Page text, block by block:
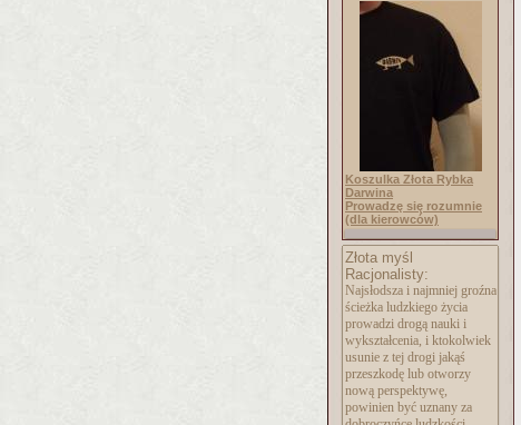
Koszulka Złota Rybka
Darwina
Prowadzę się rozumnie
(dla kierowców)
Złota myśl
Racjonalisty:
Najsłodsza i najmniej groźna
ścieżka ludzkiego życia
prowadzi drogą nauki i
wykształcenia, i ktokolwiek
usunie z tej drogi jakąś
przeszkodę lub otworzy
nową perspektywę,
powinien być uznany za